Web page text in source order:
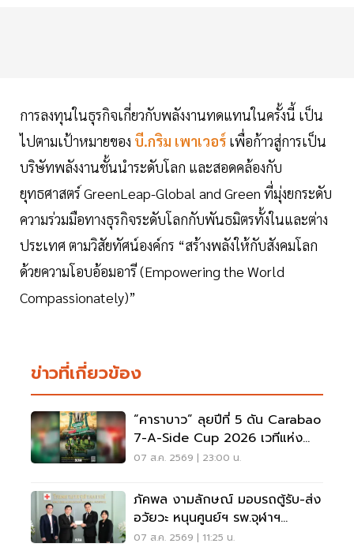
การลงทุนในธุรกิจเกี่ยวกับพลังงานทดแทนในครั้งนี้ เป็น
ไปตามเป้าหมายของ บี.กริม เพาเวอร์ เพื่อก้าวสู่การเป็น
บริษัทพลังงานชั้นนำระดับโลก และสอดคล้องกับ
ยุทธศาสตร์ GreenLeap-Global and Green ที่มุ่งยกระดับ
ความร่วมมือทางธุรกิจระดับโลกกับพันธมิตรทั้งในและต่าง
ประเทศ ตามวิสัยทัศน์องค์กร “สร้างพลังให้กับสังคมโลก
ด้วยความโอบอ้อมอารี (Empowering the World
Compassionately)”
ข่าวที่เกี่ยวข้อง
“คาราบาว” ลุยปีที่ 5 ดัน Carabao
7-A-Side Cup 2026 เวทีแห่ง
โอกาสของคนรักฟุตบอล
07 ส.ค. 2569 | 23:00 น.
ภัคพล งามลักษณ์ มอบรถตู้รับ-ส่ง
อวัยวะ หนุนศูนย์ฯ รพ.จุฬาฯ
สภากาชาดไทย
07 ส.ค. 2569 | 11:25 น.